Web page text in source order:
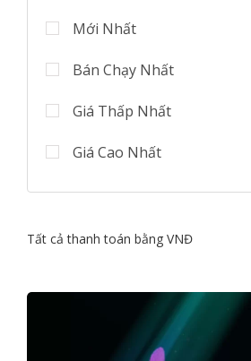
Mới Nhất
Bán Chạy Nhất
Giá Thấp Nhất
Giá Cao Nhất
Tất cả thanh toán bằng VNĐ